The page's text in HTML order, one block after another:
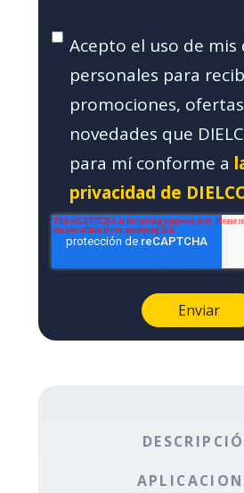
Acepto el uso de mis
personales para
promociones,
novedades que
para mí conforme a
privacidad de